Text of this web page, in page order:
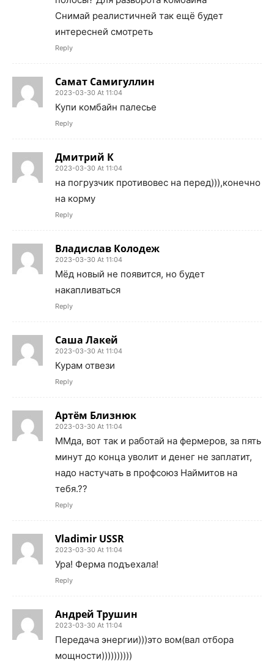
Снимай реалистичней так ещё будет
интересней смотреть
Reply
Самат Самигуллин
2023-03-30 At 11:04
Купи комбайн палесье
Reply
Дмитрий К
2023-03-30 At 11:04
на погрузчик противовес на перед))),конечно
на корму
Reply
Владислав Колодеж
2023-03-30 At 11:04
Мёд новый не появится, но будет
накапливаться
Reply
Саша Лакей
2023-03-30 At 11:04
Курам отвези
Reply
Артём Близнюк
2023-03-30 At 11:04
ММда, вот так и работай на фермеров, за пять
минут до конца уволит и денег не заплатит,
надо настучать в профсоюз Наймитов на
тебя.??
Reply
Vladimir USSR
2023-03-30 At 11:04
Ура! Ферма подъехала!
Reply
Андрей Трушин
2023-03-30 At 11:04
Передача энергии)))это вом(вал отбора
мощности))))))))))